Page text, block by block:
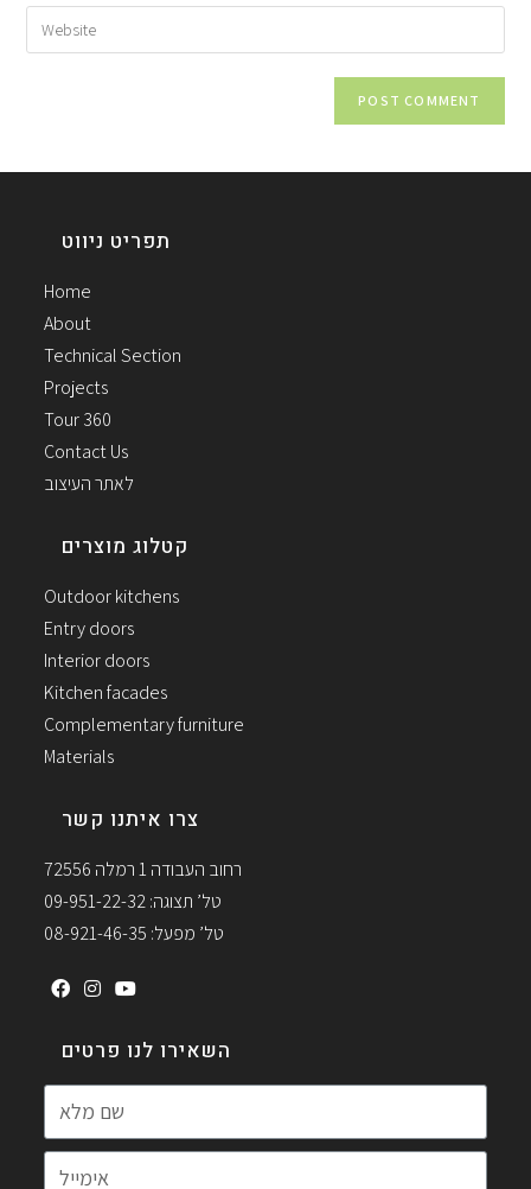
תפריט ניווט
Home
About
Technical Section
Projects
Tour 360
Contact Us
לאתר העיצוב
קטלוג מוצרים
Outdoor kitchens
Entry doors
Interior doors
Kitchen facades
Complementary furniture
Materials
צרו איתנו קשר
רחוב העבודה 1 רמלה 72556
טל’ תצוגה: 09-951-22-32
טל’ מפעל: 08-921-46-35
השאירו לנו פרטים